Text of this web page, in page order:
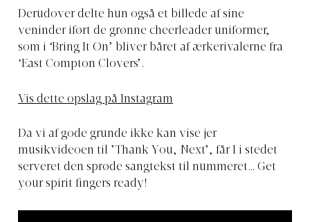
Derudover delte hun også et billede af sine
veninder iført de grønne cheerleader uniformer,
som i ‘Bring It On’ bliver båret af ærkerivalerne fra
‘East Compton Clovers’.
Vis dette opslag på Instagram
Da vi af gode grunde ikke kan vise jer
musikvideoen til ’Thank You, Next’, får I i stedet
serveret den sprøde sangtekst til nummeret… Get
your spirit fingers ready!